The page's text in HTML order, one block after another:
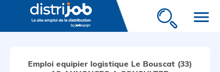
menu
Emploi equipier logistique Le Bouscat (33)